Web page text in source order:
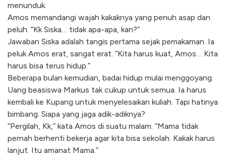
menunduk.
Amos memandangi wajah kakaknya yang penuh asap dan
peluh. “Kk Siska… tidak apa-apa, kan?”
Jawaban Siska adalah tangis pertama sejak pemakaman. Ia
peluk Amos erat, sangat erat. “Kita harus kuat, Amos… Kita
harus bisa terus hidup.”
Beberapa bulan kemudian, badai hidup mulai menggoyang.
Uang beasiswa Markus tak cukup untuk semua. Ia harus
kembali ke Kupang untuk menyelesaikan kuliah. Tapi hatinya
bimbang. Siapa yang jaga adik-adiknya?
“Pergilah, Kk,” kata Amos di suatu malam. “Mama tidak
pernah berhenti bekerja agar kita bisa sekolah. Kakak harus
lanjut. Itu amanat Mama.”